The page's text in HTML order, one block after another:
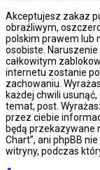
Akceptujesz zakaz
obraźliwym,
polskim prawem lub
osobiste.
całkowitym
internetu zostanie
zachowaniu.
każdej chwili
temat, post.
przez ciebie
będą przekazywane
Chart”, ani phpBB
witryny, podczas